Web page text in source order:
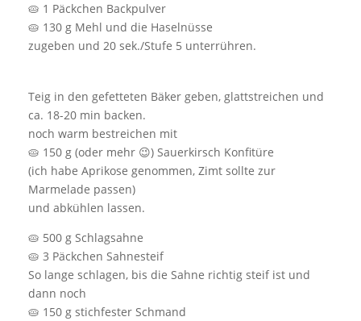
🥧 1 Päckchen Backpulver
🥧 130 g Mehl und die Haselnüsse
zugeben und 20 sek./Stufe 5 unterrühren.
Teig in den gefetteten Bäker geben, glattstreichen und
ca. 18-20 min backen.
noch warm bestreichen mit
🥧 150 g (oder mehr 😉) Sauerkirsch Konfitüre
(ich habe Aprikose genommen, Zimt sollte zur
Marmelade passen)
und abkühlen lassen.
🥧 500 g Schlagsahne
🥧 3 Päckchen Sahnesteif
So lange schlagen, bis die Sahne richtig steif ist und
dann noch
🥧 150 g stichfester Schmand